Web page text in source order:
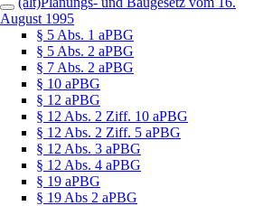
August 1995
§ 5 Abs. 1 aPBG
§ 5 Abs. 2 aPBG
§ 7 Abs. 2 aPBG
§ 10 aPBG
§ 12 aPBG
§ 12 Abs. 2 Ziff. 10 aPBG
§ 12 Abs. 2 Ziff. 5 aPBG
§ 12 Abs. 3 aPBG
§ 12 Abs. 4 aPBG
§ 19 aPBG
§ 19 Abs 2 aPBG